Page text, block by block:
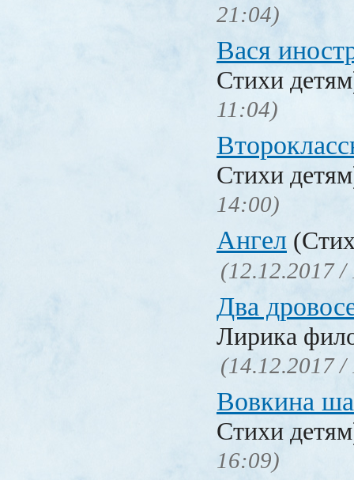
21:04)
Вася
Стихи
11:04)
Стихи
14:00)
Ангел
(12.12.2017 /
Два
Лирика
(14.12.2017 /
Вовкина
Стихи
16:09)